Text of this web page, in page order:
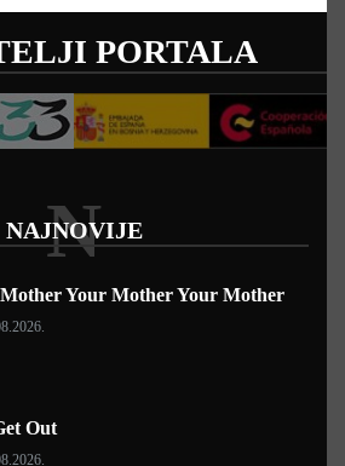
PORTALA
NAJNOVIJE
N
Your Mother Your Mother
Out